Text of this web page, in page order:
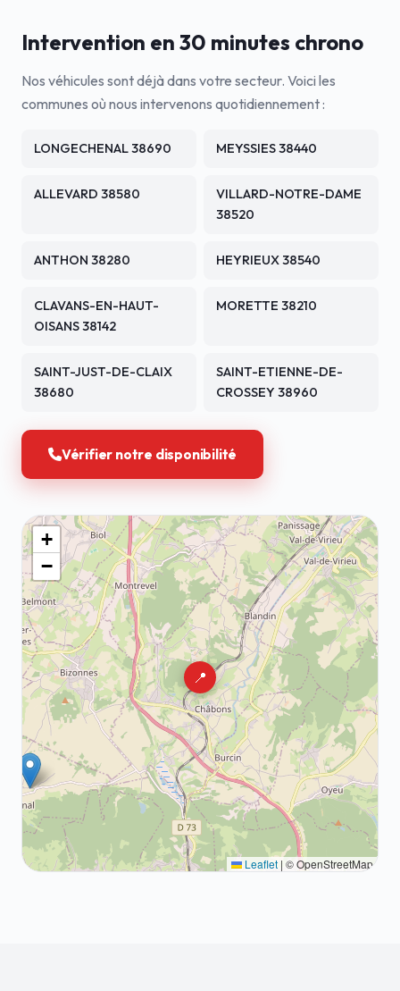
Intervention en 30 minutes chrono
Nos véhicules sont déjà dans votre secteur. Voici les
communes où nous intervenons quotidiennement :
LONGECHENAL 38690 MEYSSIES 38440
ALLEVARD 38580
VILLARD-NOTRE-DAME
38520
ANTHON 38280 HEYRIEUX 38540
CLAVANS-EN-HAUT-
OISANS 38142
MORETTE 38210
SAINT-JUST-DE-CLAIX
38680
SAINT-ETIENNE-DE-
CROSSEY 38960
Vérifier notre disponibilité
📍
+
−
Leaflet | © OpenStreetMap